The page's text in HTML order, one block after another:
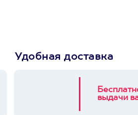
Удобная доставка
выдачи